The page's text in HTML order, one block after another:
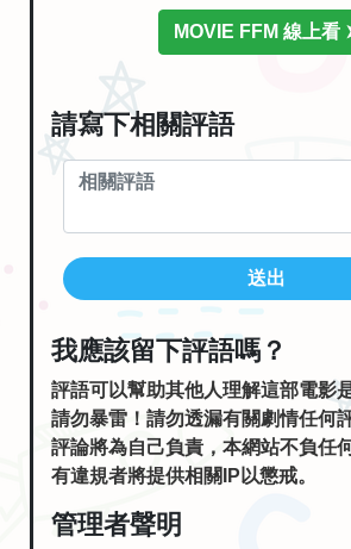
MOVIE FFM 線上看
請寫下相關評語
送出
我應該留下評語嗎？
評語可以幫助其他人理解這部電影
請勿暴雷！請勿透漏有關劇情任何
評論將為自己負責，本網站不負任
有違規者將提供相關IP以懲戒。
管理者聲明